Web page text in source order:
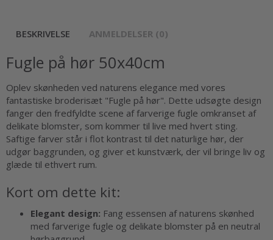
BESKRIVELSE ANMELDELSER (0)
Fugle på hør 50x40cm
Oplev skønheden ved naturens elegance med vores
fantastiske broderisæt "Fugle på hør". Dette udsøgte design
fanger den fredfyldte scene af farverige fugle omkranset af
delikate blomster, som kommer til live med hvert sting.
Saftige farver står i flot kontrast til det naturlige hør, der
udgør baggrunden, og giver et kunstværk, der vil bringe liv og
glæde til ethvert rum.
Kort om dette kit:
Elegant design: Fang essensen af naturens skønhed
med farverige fugle og delikate blomster på en neutral